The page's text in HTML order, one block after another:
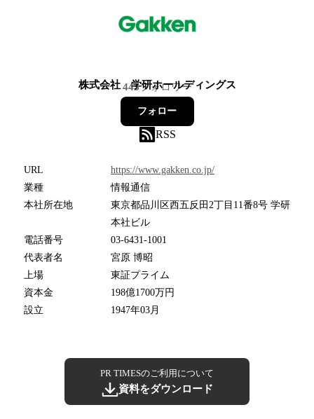
株式会社 学研ホールディングス
445フォロワー
フォロー
RSS
URL
https://www.gakken.co.jp/
業種
情報通信
本社所在地
東京都品川区西五反田2丁目11番8号 学研
本社ビル
電話番号
03-6431-1001
代表者名
宮原 博昭
上場
東証プライム
資本金
198億1700万円
設立
1947年03月
PR TIMESのご利用について
資料をダウンロード